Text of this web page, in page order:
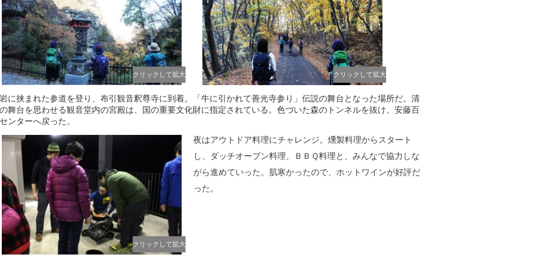
クリックして拡大 クリックして拡大
に挟まれた参道を登り、布引観音釈尊寺に到着。「牛に引かれて善光寺参り」伝説の舞台となった場所だ。清
舞台を思わせる観音堂内の宮殿は、国の重要文化財に指定されている。色づいた森のトンネルを抜け、安藤百
ンターへ戻った。
クリックして拡大
夜はアウトドア料理にチャレンジ。燻製料理からスタート
し、ダッチオーブン料理、ＢＢＱ料理と、みんなで協力しな
がら進めていった。肌寒かったので、ホットワインが好評だ
った。